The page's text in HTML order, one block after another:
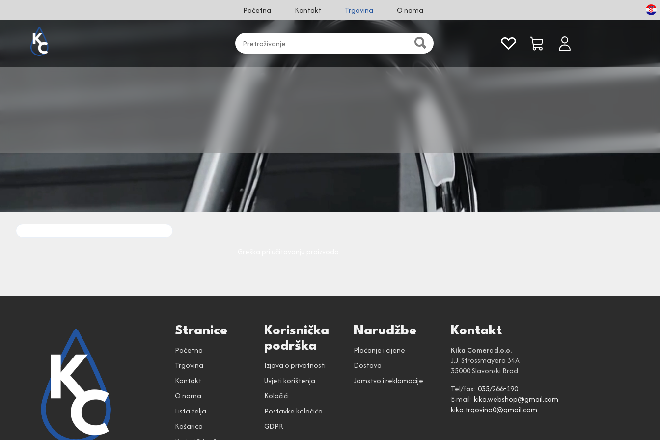
Početna Kontakt Trgovina O nama
Stranice
Početna
Trgovina
Kontakt
O nama
Lista želja
Košarica
Korisnička
podrška
Izjava o privatnosti
Uvjeti korištenja
Kolačići
Postavke kolačića
GDPR
Narudžbe
Plaćanje i cijene
Dostava
Jamstvo i reklamacije
Kontakt
Kika Comerc d.o.o.
J.J. Strossmayera 34A
35000 Slavonski Brod
Tel/fax: 035/266-190
E-mail: kika.webshop@gmail.com
kika.trgovina0@gmail.com